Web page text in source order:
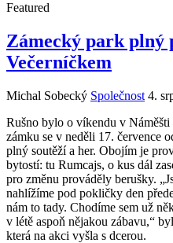
Featured
Zámecký park plný
Večerníčkem
Michal Sobecký Společnost 4.
Rušno bylo o víkendu v
zámku se v neděli 17. července
plný soutěží a her. Obojím je
bytostí: tu Rumcajs, o kus dál
pro změnu prováděly berušky.
nahlížíme pod pokličky den
nám to tady. Chodíme sem už
v létě aspoň nějakou zábavu,“
která na akci vyšla s dcerou.